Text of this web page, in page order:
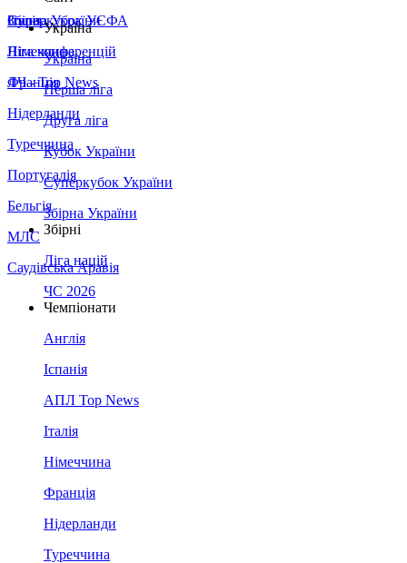
Збірна України
Італія
Німеччина
Франція
Нідерланди
Туреччина
Португалія
Бельгія
МЛС
Саудівська Аравія
Суперкубок УЄФА
Ліга конференцій
ЛЧ - Top News
Україна
Україна
Перша ліга
Друга ліга
Кубок України
Суперкубок України
Збірна України
Збірні
Ліга націй
ЧС 2026
Чемпіонати
Англія
Іспанія
АПЛ Top News
Італія
Німеччина
Франція
Нідерланди
Туреччина